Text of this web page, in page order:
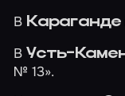
В Караганде
ВУсть-
№ 13».